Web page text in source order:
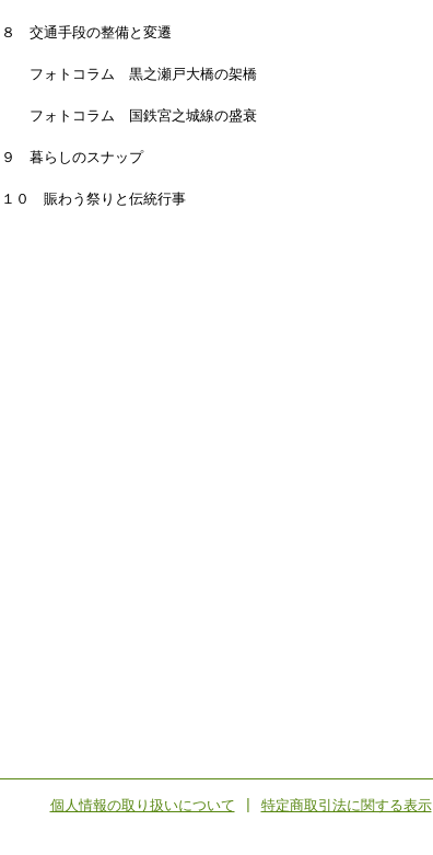
８ 交通手段の整備と変遷
フォトコラム 黒之瀬戸大橋の架橋
フォトコラム 国鉄宮之城線の盛衰
９ 暮らしのスナップ
１０ 賑わう祭りと伝統行事
個人情報の取り扱いについて 特定商取引法に関する表示